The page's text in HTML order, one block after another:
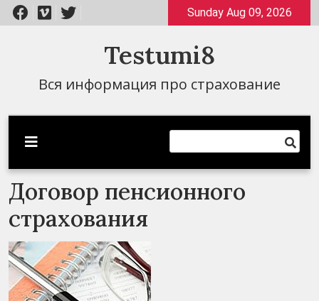
Перейти
к
Sunday Aug 09, 2026
Testumi8
Вся информация про страхование
Договор пенсионного
страхования